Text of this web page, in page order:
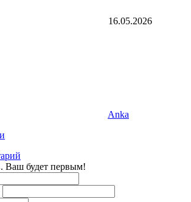
16.05.2026
Anka
Ваш будет первым!